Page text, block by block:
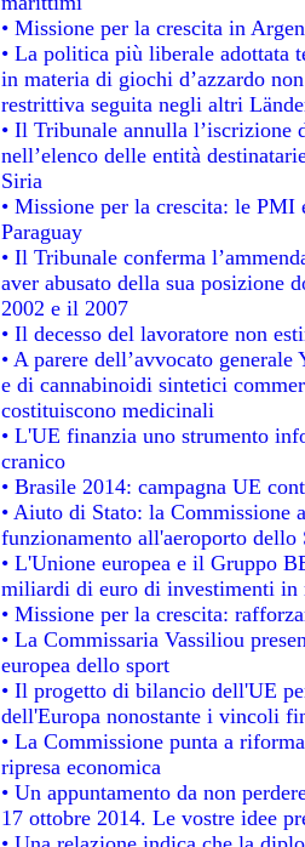
• Missione per la crescita in
• La politica più liberale adottata
in materia di giochi d’azzardo
restrittiva seguita negli altri
• Il Tribunale annulla
nell’elenco delle entità
Siria
• Missione per la crescita: le
Paraguay
• Il Tribunale conferma
aver abusato della sua posizione
2002 e il 2007
• Il decesso del lavoratore non
• A parere dell’avvocato
e di cannabinoidi sintetici
costituiscono medicinali
• L'UE finanzia uno strumento
cranico
• Brasile 2014: campagna UE
• Aiuto di Stato: la Commissione
funzionamento all'aeroporto
• L'Unione europea e il Gruppo
miliardi di euro di investimenti in
• Missione per la crescita:
• La Commissaria Vassiliou
europea dello sport
• Il progetto di bilancio dell'UE
dell'Europa nonostante i vincoli
• La Commissione punta a
ripresa economica
• Un appuntamento da non
17 ottobre 2014. Le vostre idee